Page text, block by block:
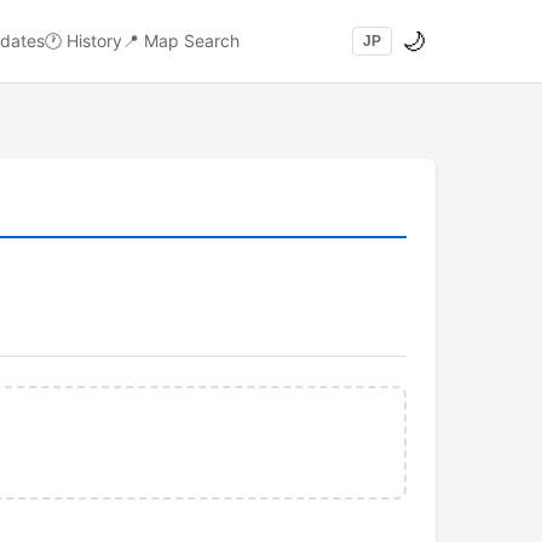
🕐 History 📍 Map Search JP 🌙